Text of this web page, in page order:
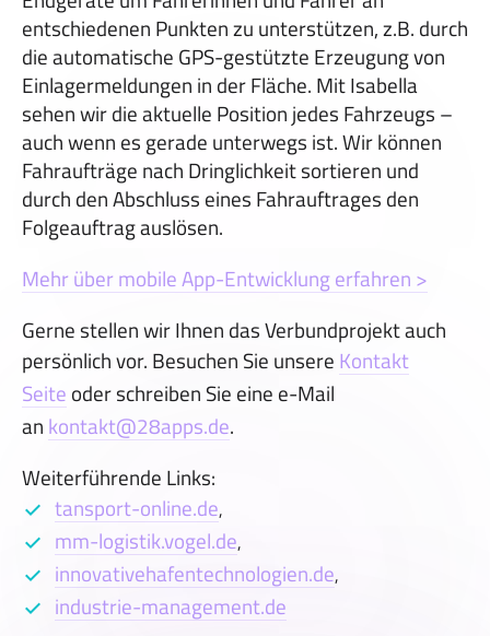
entschiedenen Punkten zu unterstützen, z.B. durch
die automatische GPS-gestützte Erzeugung von
Einlagermeldungen in der Fläche. Mit Isabella
sehen wir die aktuelle Position jedes Fahrzeugs –
auch wenn es gerade unterwegs ist. Wir können
Fahraufträge nach Dringlichkeit sortieren und
durch den Abschluss eines Fahrauftrages den
Folgeauftrag auslösen.
Mehr über mobile App-Entwicklung erfahren >
Gerne stellen wir Ihnen das Verbundprojekt auch
persönlich vor. Besuchen Sie unsere Kontakt
Seite oder schreiben Sie eine e-Mail
an kontakt@28apps.de.
Weiterführende Links:
tansport-online.de,
mm-logistik.vogel.de,
innovativehafentechnologien.de,
industrie-management.de